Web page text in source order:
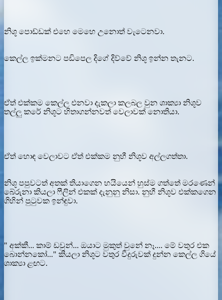
නිශූ පොඩ්ඩක් එහෙ මෙහෙ උනොත් වැටෙනවා.
කෙල්ල ඉක්මනට පඩිපෙල දිගේ දිව්වේ නිශූ ඉන්න තැනට.
ඒත් එක්කම කෙල්ල එනවා දැකලා කලබල වුන ශාක්‍යා නිශූව
තල්ලු කරේ නිශූට හිතාගන්නවත් වෙලාවක් නොතියා.
ඒත් හොඳ වෙලාවට ඒත් එක්කම නුහී නිශූව අල්ලගත්තා.
නිශූ පපුවටත් අතක් තියාගෙන හයියෙන් හුස්ම ගත්තේ මරණෙන්
බේරුනා කියලා ෆීලින් එකක් දැනුනු නිසා. නුහී නිශූව එක්කගෙන
ගිහින් පුටුවක ඉන්ඳුවා.
" අක්කී... කාම් ඩවුන්... ඔයාට මුකුත් වුනේ නෑ.... මේ වතුර එක
බොන්නකෝ..." කියලා නිශූට වතුර වීදුරුවක් දුන්න කෙල්ල ගියේ
ශාක්‍යා ළඟට.